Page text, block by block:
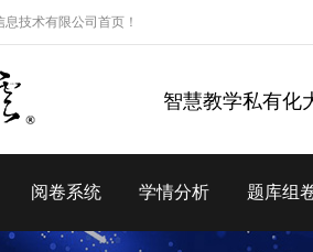
技术有限公司首页！
智慧教学私有化
阅卷系统 学情分析 题库组